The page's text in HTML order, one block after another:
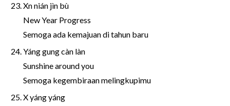
Xn nián jìn bù
New Year Progress
Semoga ada kemajuan di tahun baru
Yáng gung càn làn
Sunshine around you
Semoga kegembiraan melingkupimu
X yáng yáng